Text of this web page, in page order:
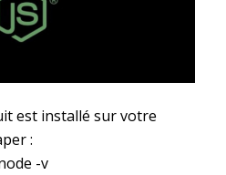
est installé sur votre
:
-v